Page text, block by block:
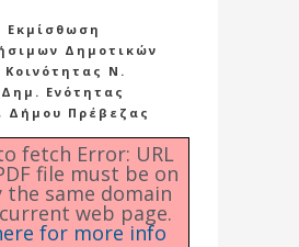
Εκμίσθωση
Δημοτικών
Ν.
Ενότητας
Δήμου Πρέβεζας
fetch Error: URL
file must be on
the same domain
web page.
for more info